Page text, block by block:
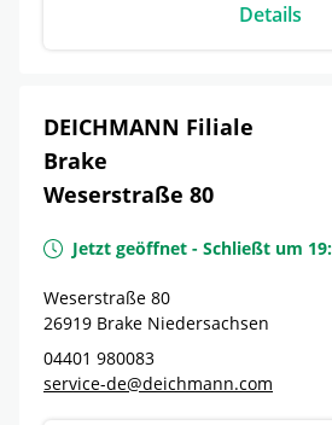
Details
DEICHMANN Filiale
Brake
Weserstraße 80
Jetzt geöffnet - Schließt um
Weserstraße 80
26919 Brake Niedersachsen
04401 980083
service-de@deichmann.com